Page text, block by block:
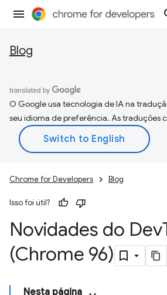
Blog
O Google usa tecnologia de IA na
seu idioma de preferência. As traduções
Chrome for Developers Blog
Isso foi útil?
Novidades do Dev
(Chrome 96)
Nesta página